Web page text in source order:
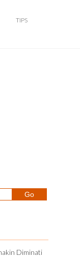
TIPS
Diminati